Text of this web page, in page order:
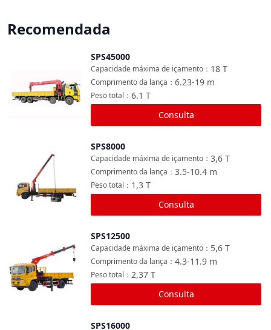
Recomendada
SPS45000
18 T
Capacidade máxima de içamento ：
6.23-19 m
Comprimento da lança ：
6.1 T
Peso total ：
Consulta
Comparar
SPS8000
3,6 T
Capacidade máxima de içamento ：
3.5-10.4 m
Comprimento da lança ：
1,3 T
Peso total ：
Consulta
SPS12500
5,6 T
Capacidade máxima de içamento ：
4.3-11.9 m
Comprimento da lança ：
2,37 T
Peso total ：
Consulta
SPS16000